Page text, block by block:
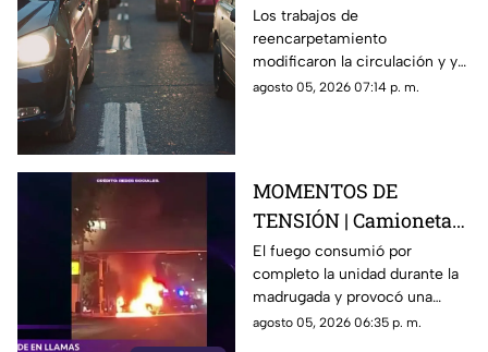
hacia la carretera 57;
esta es la zona afectada
Los trabajos de
reencarpetamiento
modificaron la circulación y ya
generan carga vehicular en el
agosto 05, 2026 07:14 p. m.
MOMENTOS DE
TENSIÓN | Camioneta
termina calcinada
sobre avenida
Constituyentes; así se
vivió el momento
El fuego consumió por
completo la unidad durante la
madrugada y provocó una
intensa movilización en una de
agosto 05, 2026 06:35 p. m.